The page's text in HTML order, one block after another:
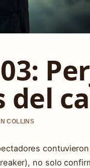
del
COLLINS
no solo